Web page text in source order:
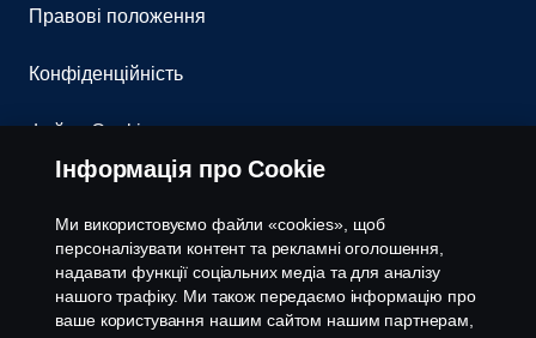
Правові положення
Конфіденційність
Файли Cookies
Контакти
Система повідомлення про порушення
Налаштування cookies
Інформація про Cookie
Ми використовуємо файли «cookies», щоб
персоналізувати контент та рекламні оголошення,
надавати функції соціальних медіа та для аналізу
нашого трафіку. Ми також передаємо інформацію про
ваше користування нашим сайтом нашим партнерам,